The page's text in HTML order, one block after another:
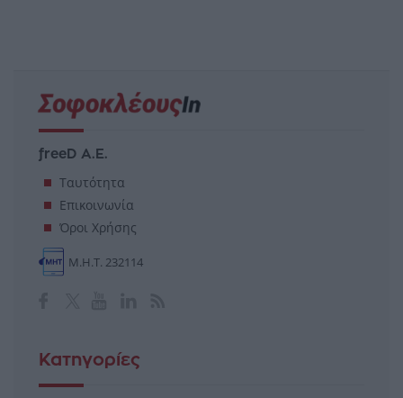
freeD Α.Ε.
Ταυτότητα
Επικοινωνία
Όροι Χρήσης
Μ.Η.Τ. 232114
Κατηγορίες